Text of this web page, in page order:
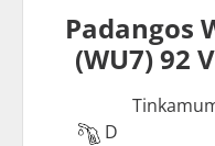
Padangos
(WU7) 92
D